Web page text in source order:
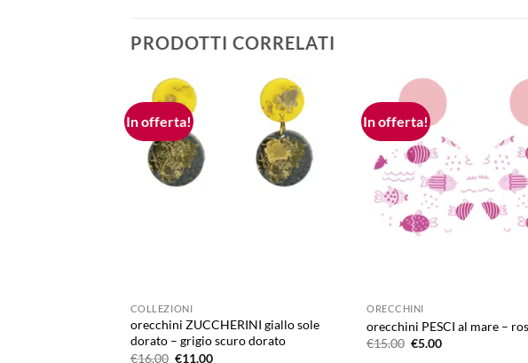
PRODOTTI CORRELATI
In offerta!
alla lista
dei
desideri
COLLEZIONI
orecchini ZUCCHERINI giallo sole
dorato – grigio scuro dorato
€16.00 Il
€11.00Il
In offerta!
ORECCHINI
orecchini PESCI al mare –
€15.00 Il
€5.00Il